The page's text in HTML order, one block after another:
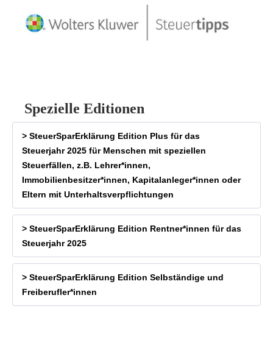
Spezielle Editionen
> SteuerSparErklärung Edition Plus für das
Steuerjahr 2025 für Menschen mit speziellen
Steuerfällen, z.B. Lehrer*innen,
Immobilienbesitzer*innen, Kapitalanleger*innen oder
Eltern mit Unterhaltsverpflichtungen
> SteuerSparErklärung Edition Rentner*innen für das
Steuerjahr 2025
> SteuerSparErklärung Edition Selbständige und
Freiberufler*innen